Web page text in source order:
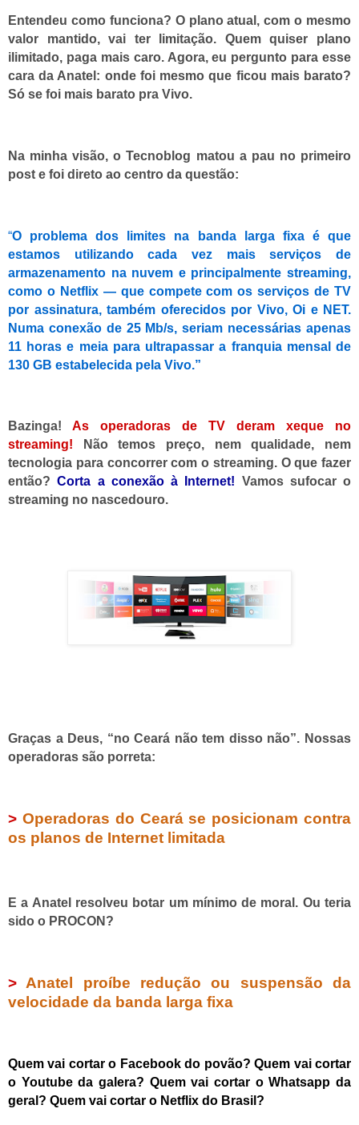
Entendeu como funciona? O plano atual, com o mesmo
valor mantido, vai ter limitação. Quem quiser plano
ilimitado, paga mais caro. Agora, eu pergunto para esse
cara da Anatel: onde foi mesmo que ficou mais barato?
Só se foi mais barato pra Vivo.
Na minha visão, o Tecnoblog matou a pau no primeiro
post e foi direto ao centro da questão:
“O problema dos limites na banda larga fixa é que
estamos utilizando cada vez mais serviços de
armazenamento na nuvem e principalmente streaming,
como o Netflix — que compete com os serviços de TV
por assinatura, também oferecidos por Vivo, Oi e NET.
Numa conexão de 25 Mb/s, seriam necessárias apenas
11 horas e meia para ultrapassar a franquia mensal de
130 GB estabelecida pela Vivo.”
Bazinga! As operadoras de TV deram xeque no
streaming! Não temos preço, nem qualidade, nem
tecnologia para concorrer com o streaming. O que fazer
então?Corta a conexão à Internet! Vamos sufocar o
streaming no nascedouro.
Graças a Deus, “no Ceará não tem disso não”. Nossas
operadoras são porreta:
> Operadoras do Ceará se posicionam contra
os planos de Internet limitada
E a Anatel resolveu botar um mínimo de moral. Ou teria
sido o PROCON?
> Anatel proíbe redução ou suspensão da
velocidade da banda larga fixa
Quem vai cortar o Facebook do povão? Quem vai cortar
o Youtube da galera? Quem vai cortar o Whatsapp da
geral? Quem vai cortar o Netflix do Brasil?